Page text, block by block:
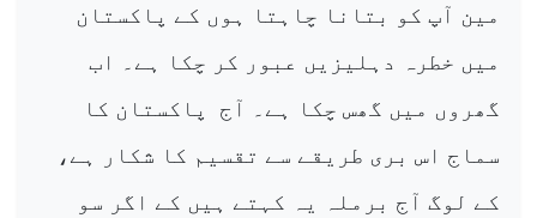
مین آپ کو بتانا چاہتا ہوں کے پاکستان
میں خطرہ دہلیزیں عبور کر چکا ہے۔ اب
گھروں میں گھس چکا ہے۔ آج
پاکستان کا
سماج اس بری طریقے سے تقسیم کا شکار ہے،
کے لوگ آج برملہ یہ کہتے ہیں کے اگر سو